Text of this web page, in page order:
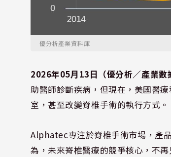
優分析產業資料庫
2026年05月13日（優分析／產業數
助醫師診斷疾病，但現在，美國醫
室，甚至改變脊椎手術的執行方式。
Alphatec專注於脊椎手術市場，產
為，未來脊椎醫療的競爭核心，不